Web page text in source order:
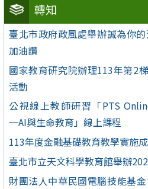
轉知
臺北市政府政風處舉辦誠為你
加油讚
國家教育研究院辦理113年第2
活動
公視線上教師研習「PTS
─AI與生命教育」線上課程
113年度金融基礎教育教學實施
臺北市立天文科學教育館舉辦
財團法人中華民國電腦技能基